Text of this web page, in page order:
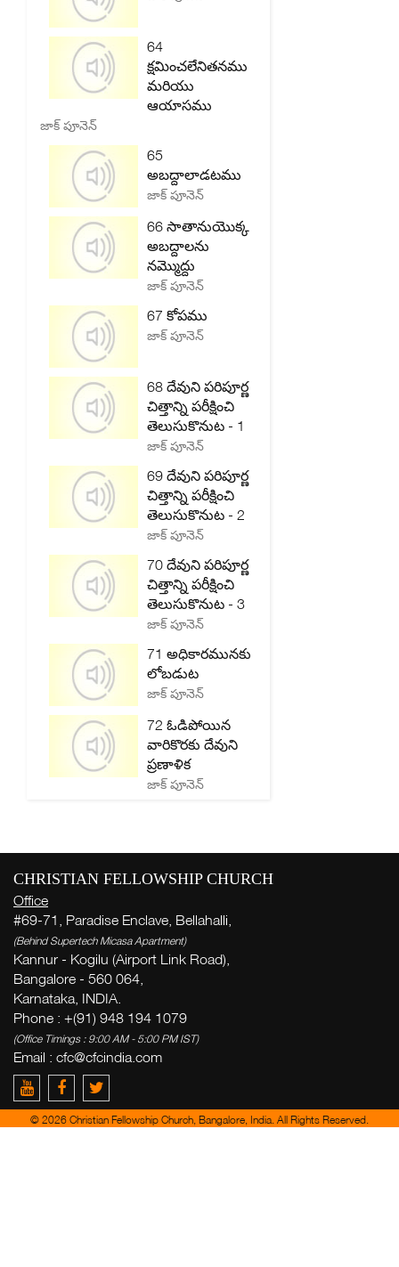
64
క్షమించలేనితనము
మరియు
ఆయాసము
జాక్ పూనెన్
65
అబద్దాలాడటము
జాక్ పూనెన్
66 సాతానుయొక్క
అబద్దాలను
నమ్మొద్దు
జాక్ పూనెన్
67 కోపము
జాక్ పూనెన్
68 దేవుని పరిపూర్ణ
చిత్తాన్ని పరీక్షించి
తెలుసుకొనుట - 1
జాక్ పూనెన్
69 దేవుని పరిపూర్ణ
చిత్తాన్ని పరీక్షించి
తెలుసుకొనుట - 2
జాక్ పూనెన్
70 దేవుని పరిపూర్ణ
చిత్తాన్ని పరీక్షించి
తెలుసుకొనుట - 3
జాక్ పూనెన్
71 అధికారమునకు
లోబడుట
జాక్ పూనెన్
72 ఓడిపోయిన
వారికొరకు దేవుని
ప్రణాళిక
జాక్ పూనెన్
CHRISTIAN FELLOWSHIP CHURCH
Office
#69-71, Paradise Enclave, Bellahalli,
(Behind Supertech Micasa Apartment)
Kannur - Kogilu (Airport Link Road),
Bangalore - 560 064,
Karnataka, INDIA.
Phone : +(91) 948 194 1079
(Office Timings : 9:00 AM - 5:00 PM IST)
Email : cfc@cfcindia.com
© 2026 Christian Fellowship Church, Bangalore, India. All Rights Reserved.